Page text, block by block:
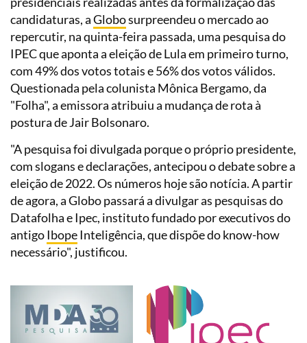
candidaturas, aGlobosurpreendeu o mercado ao
repercutir, na quinta-feira passada, uma pesquisa do
IPEC que aponta a eleição de Lula em primeiro turno,
com 49% dos votos totais e 56% dos votos válidos.
Questionada pela colunista Mônica Bergamo, da
"Folha", a emissora atribuiu a mudança de rota à
postura de Jair Bolsonaro.
"A pesquisa foi divulgada porque o próprio presidente,
com slogans e declarações, antecipou o debate sobre a
eleição de 2022. Os números hoje são notícia. A partir
de agora, a Globo passará a divulgar as pesquisas do
Datafolha e Ipec, instituto fundado por executivos do
antigoIbopeInteligência, que dispõe do know-how
necessário", justificou.